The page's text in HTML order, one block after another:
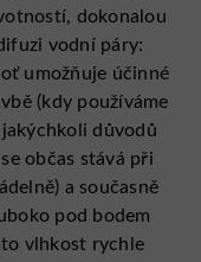
dokonalou
vodní páry:
umožňuje účinné
(kdy používáme
důvodů
občas stává při
a současně
pod bodem
vlhkost rychle